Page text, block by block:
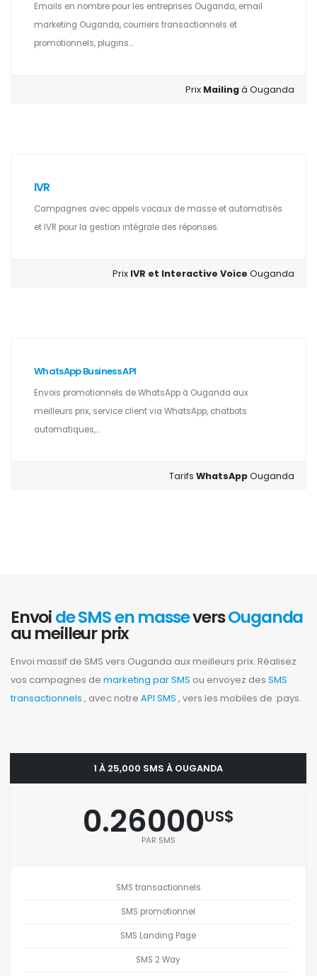
Emails en nombre pour les entreprises Ouganda, email
marketing Ouganda, courriers transactionnels et
promotionnels, plugins...
Prix Mailingá Ouganda
IVR
Campagnes avec appels vocaux de masse et automatisés
et IVR pour la gestion intégrale des réponses.
Prix IVR et Interactive VoiceOuganda
WhatsApp Business API
Envois promotionnels de WhatsApp à Ouganda aux
meilleurs prix, service client via WhatsApp, chatbots
automatiques,...
TarifsWhatsAppOuganda
Envoide SMS en masseversOuganda
au meilleur prix
Envoi massif de SMS vers Ouganda aux meilleurs prix. Réalisez
vos campagnes de marketing par SMS ou envoyez des SMS
transactionnels , avec notre API SMS , vers les mobiles de :pays.
1 À 25,000 SMS À OUGANDA
0.26000US$
PAR SMS
SMS transactionnels
SMS promotionnel
SMS Landing Page
SMS 2 Way